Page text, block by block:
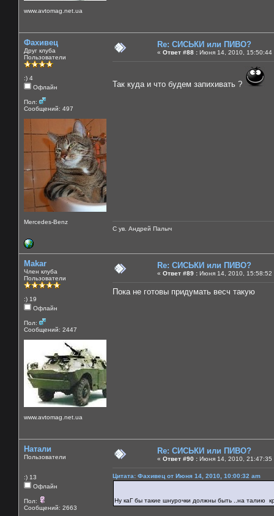
www.avtomag.net.ua
Фахивец
Друг клуба
Пользователи
:) 4
Офлайн
Пол:
Сообщений: 497
Mercedes-Benz
Re: СИСЬКИ или ПИВО?
« Ответ #88 : Июня 14, 2010, 15:50:44
Так куда и что будем запихивать ?
С ув. Андрей Палыч
Makar
Член клуба
Пользователи
:) 19
Офлайн
Пол:
Сообщений: 2447
www.avtomag.net.ua
Re: СИСЬКИ или ПИВО?
« Ответ #89 : Июня 14, 2010, 15:58:52
Пока не готовы придумать весч такую
Натали
Пользователи
:) 13
Офлайн
Пол:
Сообщений: 2663
Re: СИСЬКИ или ПИВО?
« Ответ #90 : Июня 14, 2010, 21:47:35
Цитата: Фахивец от Июня 14, 2010, 10:00:32 am
Ну каГ бы такие шнурочки должны быть ..на талию